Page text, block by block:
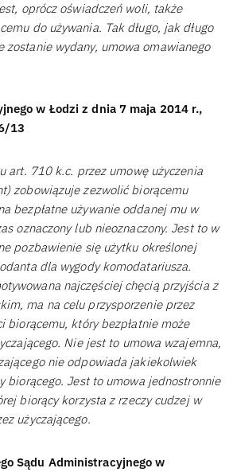
oprócz oświadczeń woli, także
do używania. Tak długo, jak długo
zostanie wydany, umowa omawianego
w Łodzi z dnia 7 maja 2014 r.,
13
art. 710 k.c. przez umowę użyczenia
zobowiązuje zezwolić biorącemu
bezpłatne używanie oddanej mu w
oznaczony lub nieoznaczony. Jest to w
pozbawienie się użytku określonej
dla wygody komodatariusza.
najczęściej chęcią przyjścia z
ma na celu przysporzenie przez
biorącemu, który bezpłatnie może
Nie jest to umowa wzajemna,
nie odpowiada jakiekolwiek
biorącego. Jest to umowa jednostronnie
biorący korzysta z rzeczy cudzej w
użyczającego.
Sądu Administracyjnego w